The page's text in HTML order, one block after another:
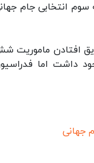
انتخابی جام جهانی
افتادن ماموریت شش
داشت اما فدراسیون